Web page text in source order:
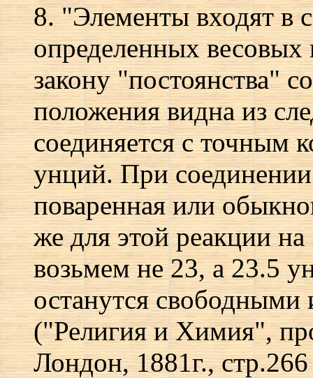
8. "Элементы входят в
определенных весовых
закону "постоянства"
положения видна из
соединяется с точным
унций. При
поваренная или
же для этой реакции
возьмем не 23, а 23.5
останутся свободными
("Религия и Химия",
Лондон, 1881г.,